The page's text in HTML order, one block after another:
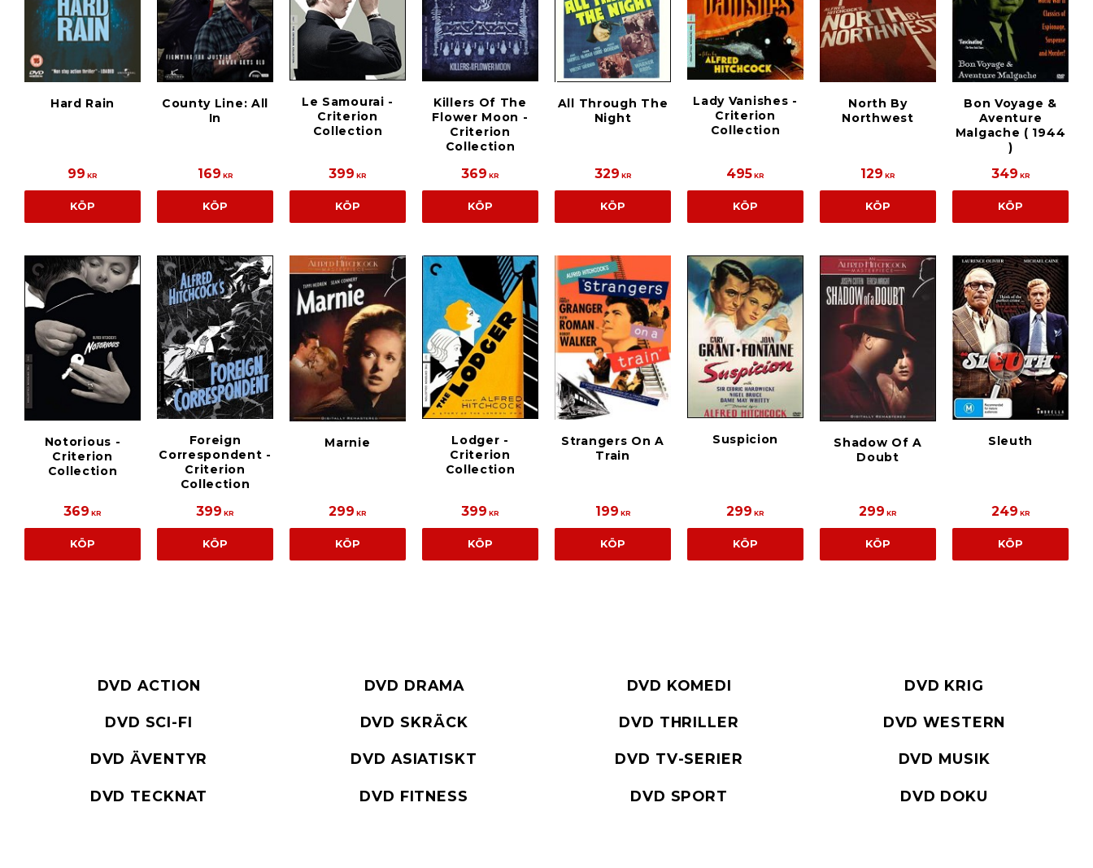
Hard Rain
99 KR
KÖP
County Line: All
In
169 KR
KÖP
Le Samourai -
Criterion
Collection
399 KR
KÖP
Killers Of The
Flower Moon -
Criterion
Collection
369 KR
KÖP
All Through The
Night
329 KR
KÖP
Lady Vanishes -
Criterion
Collection
495 KR
KÖP
North By
Northwest
129 KR
KÖP
Bon Voyage &
Aventure
Malgache ( 1944
)
349 KR
KÖP
Notorious -
Criterion
Collection
369 KR
KÖP
Foreign
Correspondent -
Criterion
Collection
399 KR
KÖP
Marnie
299 KR
KÖP
Lodger -
Criterion
Collection
399 KR
KÖP
Strangers On A
Train
199 KR
KÖP
Suspicion
299 KR
KÖP
Shadow Of A
Doubt
299 KR
KÖP
Sleuth
249 KR
KÖP
DVD ACTION DVD DRAMA DVD KOMEDI DVD KRIG
DVD SCI-FI DVD SKRÄCK DVD THRILLER DVD WESTERN
DVD ÄVENTYR DVD ASIATISKT DVD TV-SERIER DVD MUSIK
DVD TECKNAT DVD FITNESS DVD SPORT DVD DOKU